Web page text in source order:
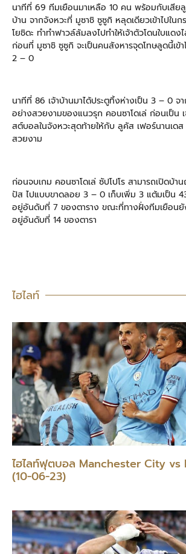
นาทีที่ 69 ทีมเยือนมาเหลือ 10 คน พร้อมกับเสียลู
บ้าน จากจังหวะที่ มูซาชิ ซูซูกิ หลุดเดียวเข้าไปใน
โยชิดะ ทำทําฟาวล์ล้มลงไปทำให้เจ้าตัวโดนใบแด
ก่อนที่ มูซาชิ ซูซูกิ จะเป็นคนสังหารจุดโทษลูดนี้เข้
2 – 0
นาทีที่ 86 เจ้าบ้านมาได้ประตูทิ้งห่างเป็น 3 – 0
อย่างสวยงามของแนวรุก คอนซาโดเล่ ก่อนเป็น
สต์บอลในจังหวะสุดท้ายให้กับ ลูคัส เฟอร์นานเดส
สวยงาม
ก่อนจบเกม คอนซาโดเล่ ซัปโปโร สามารถเปิดบ้า
ปัส ไปแบบขาดลอย 3 – 0 เก็บเพิ่ม 3 แต้มเป็น
อยู่อันดับที่ 7 ของตาราง ขณะที่ทางฝั่งทีมเยือน
อยู่อันดับที่ 14 ของตารา
ไฮไลท์
ไฮไลท์ฟุตบอล Manchester City vs
(10-06-23)